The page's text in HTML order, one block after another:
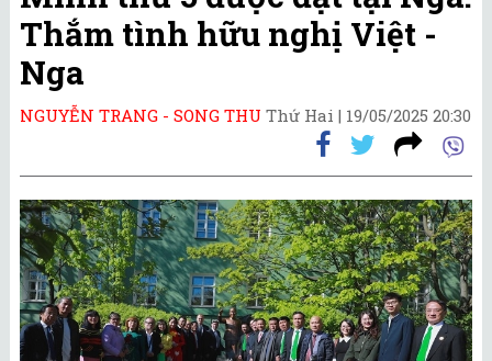
Thắm tình hữu nghị Việt -
Nga
NGUYỄN TRANG - SONG THU Thứ Hai | 19/05/2025 20:30